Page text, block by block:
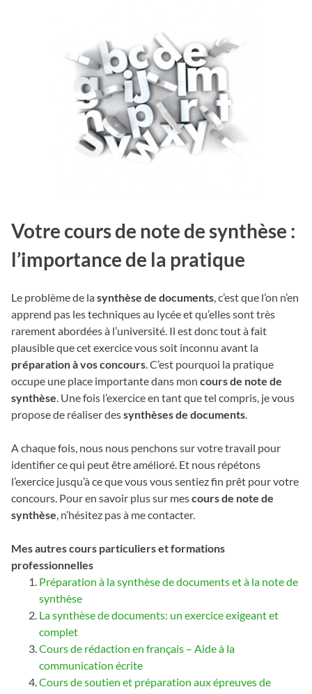
Votre cours de note de synthèse :
l’importance de la pratique
Le problème de lasynthèse de documents, c’est que l’on n’en
apprend pas les techniques au lycée et qu’elles sont très
rarement abordées à l’université. Il est donc tout à fait
plausible que cet exercice vous soit inconnu avant la
préparation à vos concours. C’est pourquoi la pratique
occupe une place importante dans mon cours de note de
synthèse. Une fois l’exercice en tant que tel compris, je vous
propose de réaliser dessynthèses de documents.
A chaque fois, nous nous penchons sur votre travail pour
identifier ce qui peut être amélioré. Et nous répétons
l’exercice jusqu’à ce que vous vous sentiez fin prêt pour votre
concours. Pour en savoir plus sur mescours de note de
synthèse, n’hésitez pas à me contacter.
Mes autres cours particuliers et formations
professionnelles
Préparation à la synthèse de documents et à la note de
synthèse
La synthèse de documents: un exercice exigeant et
complet
Cours de rédaction en français – Aide à la
communication écrite
Cours de soutien et préparation aux épreuves de